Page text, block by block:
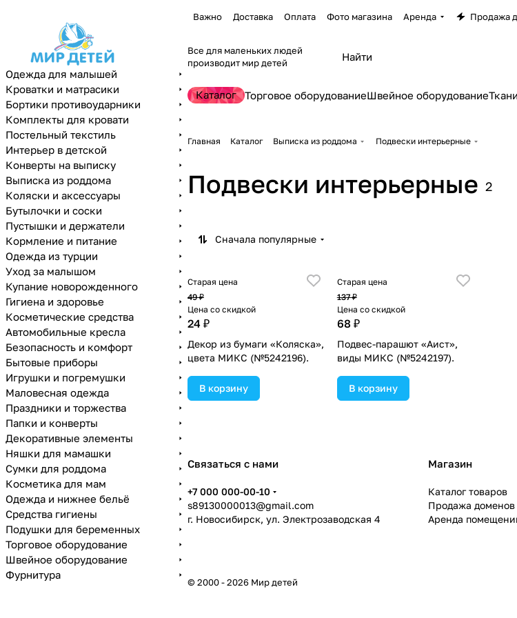
Важно Доставка Оплата Фото магазина Аренда Продажа
Все для маленьких людей
производит мир детей
Каталог Торговое оборудованиеШвейное оборудованиеТкани
Главная Каталог Выписка из роддома Подвески интерьерные
Подвески интерьерные 2
Сначала популярные
Старая цена
49 ₽
Цена со скидкой
24 ₽
Декор из бумаги «Коляска»,
цвета МИКС (№5242196).
В корзину
Старая цена
137 ₽
Цена со скидкой
68 ₽
Подвес-парашют «Аист»,
виды МИКС (№5242197).
В корзину
Связаться с нами
+7 000 000-00-10
s89130000013@gmail.com
г. Новосибирск, ул. Электрозаводская 4
Магазин
Каталог товаров
Продажа доменов
Аренда
© 2000 - 2026 Мир детей
Одежда для малышей
Кроватки и матрасики
Бортики противоударники
Комплекты для кровати
Постельный текстиль
Интерьер в детской
Конверты на выписку
Выписка из роддома
Коляски и аксессуары
Бутылочки и соски
Пустышки и держатели
Кормление и питание
Одежда из турции
Уход за малышом
Купание новорожденного
Гигиена и здоровье
Косметические средства
Автомобильные кресла
Безопасность и комфорт
Бытовые приборы
Игрушки и погремушки
Маловесная одежда
Праздники и торжества
Папки и конверты
Декоративные элементы
Няшки для мамашки
Сумки для роддома
Косметика для мам
Одежда и нижнее бельё
Средства гигиены
Подушки для беременных
Торговое оборудование
Швейное оборудование
Фурнитура